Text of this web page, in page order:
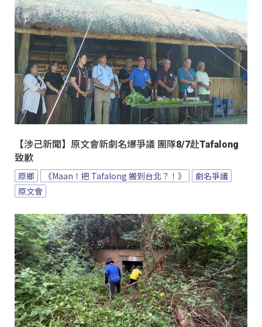
【涉己新聞】原文會新劇名爆爭議 團隊8/7赴Tafalong
致歉
原鄉 《Maan！把 Tafalong 搬到台北？！》
劇名爭議
原文會